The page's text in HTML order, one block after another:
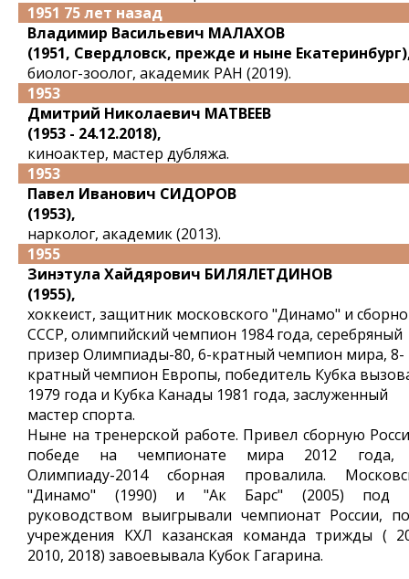
1951 75 лет назад
Владимир Васильевич МАЛАХОВ
(1951, Свердловск, прежде и ныне
биолог-зоолог, академик РАН (2019).
1953
Дмитрий Николаевич МАТВЕЕВ
(1953 - 24.12.2018),
киноактер, мастер дубляжа.
1953
Павел Иванович СИДОРОВ
(1953),
нарколог, академик (2013).
1955
Зинэтула Хайдярович БИЛЯЛЕТДИНОВ
(1955),
хоккеист, защитник московского "Динамо" и
СССР, олимпийский чемпион 1984 года, серебряный
призер Олимпиады-80, 6-кратный чемпион мира, 8-
кратный чемпион Европы, победитель Кубка
1979 года и Кубка Канады 1981 года, заслуженный
мастер спорта.
Ныне на тренерской работе. Привел сборную
победе на чемпионате мира 2012 года,
Олимпиаду-2014 сборная провалила.
"Динамо" (1990) и "Ак Барс" (2005) под
руководством выигрывали чемпионат России,
учреждения КХЛ казанская команда трижды (
2010, 2018) завоевывала Кубок Гагарина.